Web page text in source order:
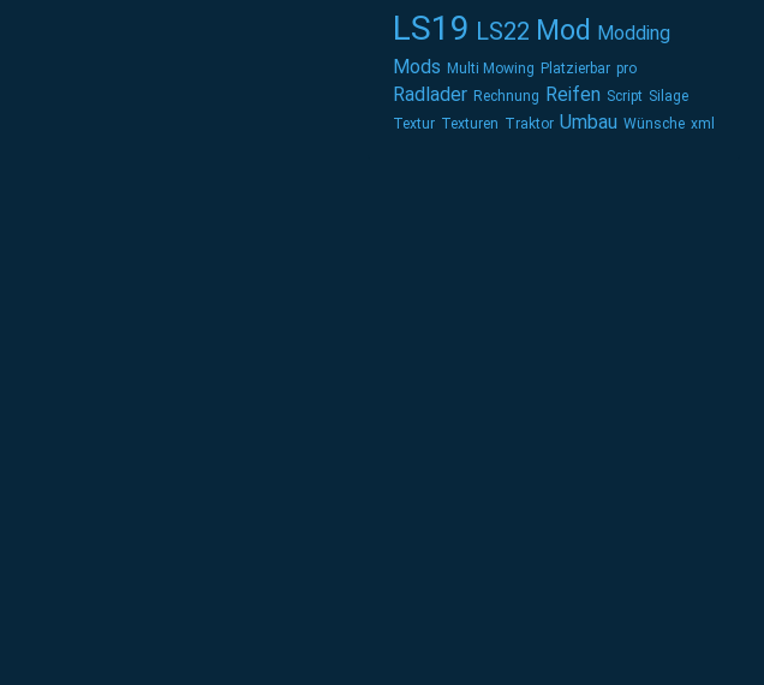
LS19 LS22 Mod Modding
Mods Multi Mowing Platzierbar pro
Radlader Rechnung Reifen Script Silage
Textur Texturen Traktor Umbau Wünsche xml